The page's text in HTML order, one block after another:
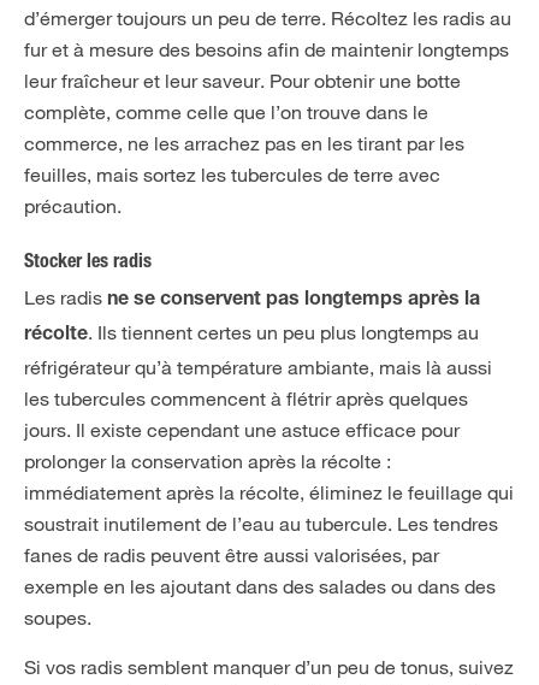
d’émerger toujours un peu de terre. Récoltez les radis au
fur et à mesure des besoins afin de maintenir longtemps
leur fraîcheur et leur saveur. Pour obtenir une botte
complète, comme celle que l’on trouve dans le
commerce, ne les arrachez pas en les tirant par les
feuilles, mais sortez les tubercules de terre avec
précaution.
Stocker les radis
Les radis ne se conservent pas longtemps après la
récolte. Ils tiennent certes un peu plus longtemps au
réfrigérateur qu’à température ambiante, mais là aussi
les tubercules commencent à flétrir après quelques
jours. Il existe cependant une astuce efficace pour
prolonger la conservation après la récolte :
immédiatement après la récolte, éliminez le feuillage qui
soustrait inutilement de l’eau au tubercule. Les tendres
fanes de radis peuvent être aussi valorisées, par
exemple en les ajoutant dans des salades ou dans des
soupes.
Si vos radis semblent manquer d’un peu de tonus, suivez